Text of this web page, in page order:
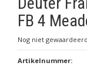
FB 4
Nog niet gewaardeerd
Artikelnummer: